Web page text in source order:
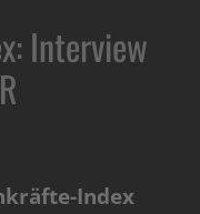
Interview
Index